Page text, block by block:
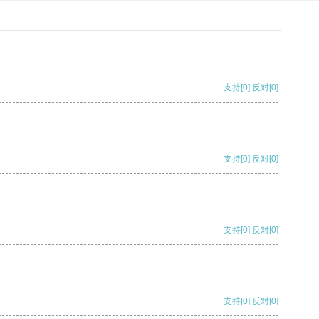
支持[0] 反对[0]
支持[0] 反对[0]
支持[0] 反对[0]
支持[0] 反对[0]